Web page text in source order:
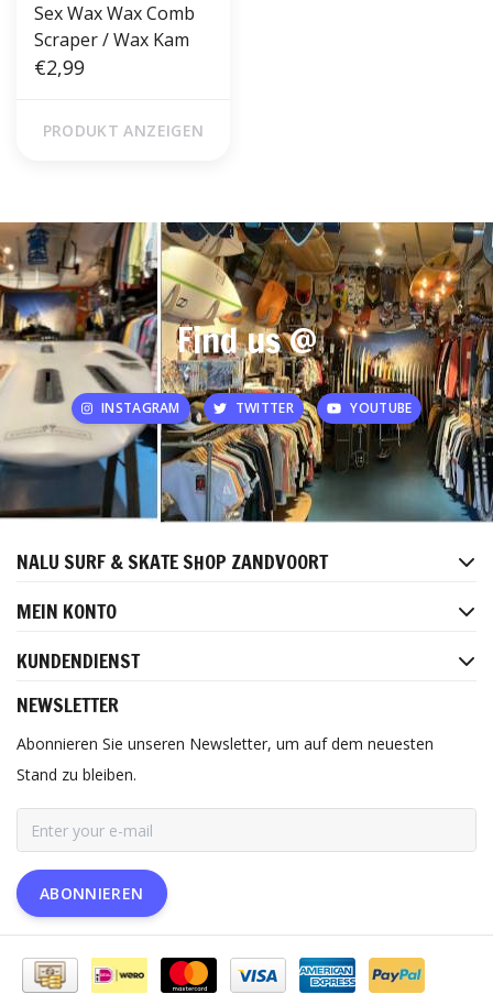
Sex Wax Wax Comb
Scraper / Wax Kam
€2,99
PRODUKT ANZEIGEN
Find us @
INSTAGRAM TWITTER YOUTUBE
NALU SURF & SKATE SHOP ZANDVOORT
MEIN KONTO
KUNDENDIENST
NEWSLETTER
Abonnieren Sie unseren Newsletter, um auf dem neuesten
Stand zu bleiben.
ABONNIEREN